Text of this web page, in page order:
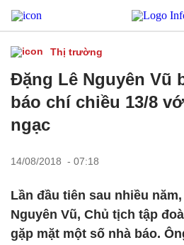
Thị trường
Đặng Lê Nguyên Vũ
báo chí chiều 13/8
ngạc
14/08/2018 - 07:18
Lần đầu tiên sau nhiều
Nguyên Vũ, Chủ tịch tập
gặp mặt một số nhà báo.